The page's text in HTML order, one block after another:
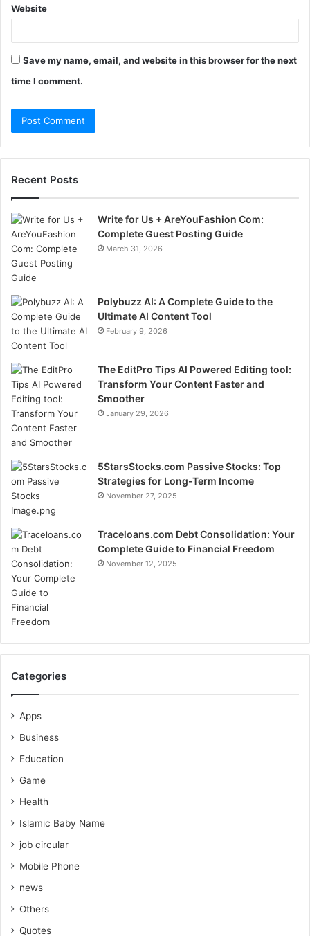
Website
Save my name, email, and website in this browser for the next
time I comment.
Recent Posts
Write for Us + AreYouFashion Com:
Complete Guest Posting Guide
March 31, 2026
Polybuzz AI: A Complete Guide to the
Ultimate AI Content Tool
February 9, 2026
The EditPro Tips AI Powered Editing tool:
Transform Your Content Faster and
Smoother
January 29, 2026
5StarsStocks.com Passive Stocks: Top
Strategies for Long-Term Income
November 27, 2025
Traceloans.com Debt Consolidation: Your
Complete Guide to Financial Freedom
November 12, 2025
Categories
Apps
Business
Education
Game
Health
Islamic Baby Name
job circular
Mobile Phone
news
Others
Quotes